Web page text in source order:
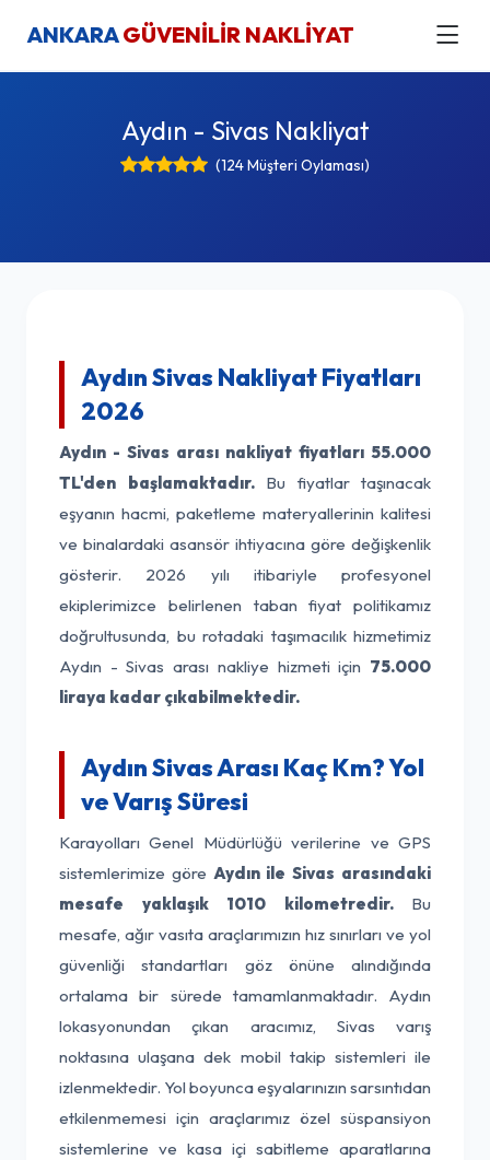
ANKARAGÜVENİLİR NAKLİYAT
Aydın - Sivas Nakliyat
(124 Müşteri Oylaması)
Aydın Sivas Nakliyat Fiyatları
2026
Aydın - Sivas arası nakliyat fiyatları 55.000
TL'den başlamaktadır.Bu fiyatlar taşınacak
eşyanın hacmi, paketleme materyallerinin kalitesi
ve binalardaki asansör ihtiyacına göre değişkenlik
gösterir. 2026 yılı itibariyle profesyonel
ekiplerimizce belirlenen taban fiyat politikamız
doğrultusunda, bu rotadaki taşımacılık hizmetimiz
Aydın - Sivas arası nakliye hizmeti için 75.000
liraya kadar çıkabilmektedir.
Aydın Sivas Arası Kaç Km? Yol
ve Varış Süresi
Karayolları Genel Müdürlüğü verilerine ve GPS
sistemlerimize göre Aydın ile Sivas arasındaki
mesafe yaklaşık 1010 kilometredir.Bu
mesafe, ağır vasıta araçlarımızın hız sınırları ve yol
güvenliği standartları göz önüne alındığında
ortalama bir sürede tamamlanmaktadır. Aydın
lokasyonundan çıkan aracımız, Sivas varış
noktasına ulaşana dek mobil takip sistemleri ile
izlenmektedir. Yol boyunca eşyalarınızın sarsıntıdan
etkilenmemesi için araçlarımız özel süspansiyon
sistemlerine ve kasa içi sabitleme aparatlarına